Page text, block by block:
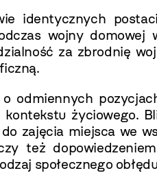
identycznych
wojny
za zbrodnię
odmiennych
życiowego.
zajęcia miejsca we
też
społecznego